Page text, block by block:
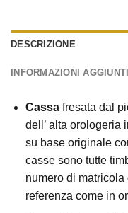
DESCRIZIONE
INFORMAZIONI
Cassa fresata dal
dell’ alta orologeria
su base originale
casse sono tutte
numero di
referenza come in